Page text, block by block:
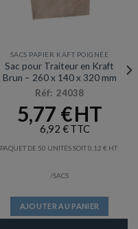
SACS PAPIER KAFT POIGNÉE
Sac pour Traiteur en Kraft
Brun – 260 x 140 x 320 mm
Réf: 24038
5,77 €
6,92 €
PAQUET DE 50 UNITÉS SOIT0,12 €
/SACS
AJOUTER AU PANIER